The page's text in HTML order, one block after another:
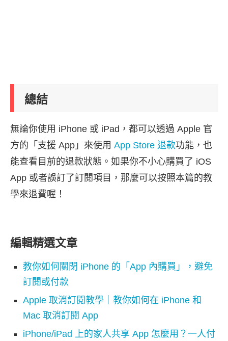
總結
無論你使用 iPhone 或 iPad，都可以透過 Apple 官
方的「支援 App」來使用 App Store 退款功能，也
能查看目前的退款狀態。如果你不小心購買了 iOS
App 或者誤訂了訂閱項目，那麼可以按照本篇的教
學來退費喔！
編輯精選文章
教你如何關閉 iPhone 的「App 內購買」，避免
訂閱或付款
Apple 取消訂閱教學｜教你如何在 iPhone 和
Mac 取消訂閱 App
iPhone/iPad 上的家人共享 App 怎麼用？一人付